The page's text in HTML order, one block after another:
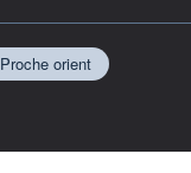
Proche orient